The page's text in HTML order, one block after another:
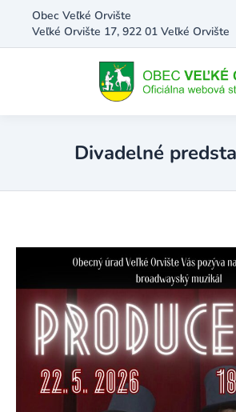
Obec Veľké Orvište
Veľké Orvište 17, 922 01 Veľké Orvište
Divadelné